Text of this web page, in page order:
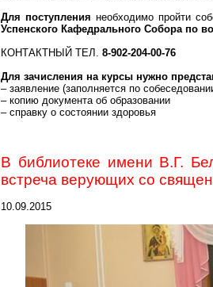
Для поступления необходимо пройти
Успенского Кафедрального Собора по
КОНТАКТНЫЙ ТЕЛ. 8-902-204-00-76
Для зачисления на курсы нужно
– заявление (заполняется по
– копию документа об образовании
– справку о состоянии здоровья
В библиотеке имени В.Г.
встреча верующих со
10.09.2015